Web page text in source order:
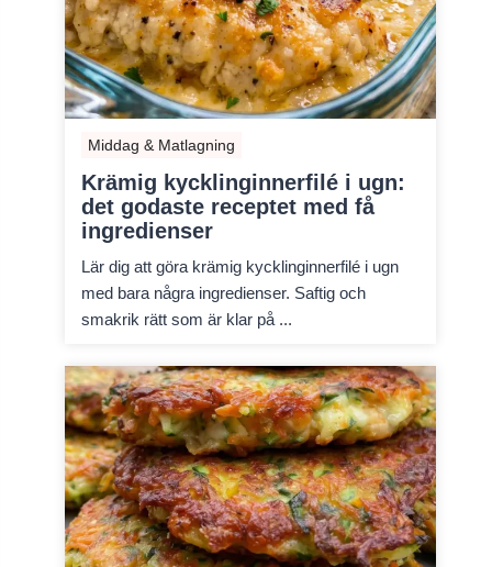
Middag & Matlagning
Krämig kycklinginnerfilé i ugn:
det godaste receptet med få
ingredienser
Lär dig att göra krämig kycklinginnerfilé i ugn
med bara några ingredienser. Saftig och
smakrik rätt som är klar på ...